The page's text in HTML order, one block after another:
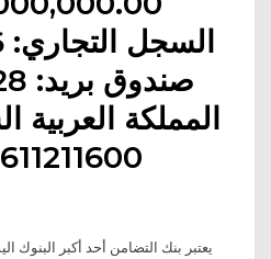
المملكة العربية
يعتبر بنك التضامن أحد أكبر البنوك